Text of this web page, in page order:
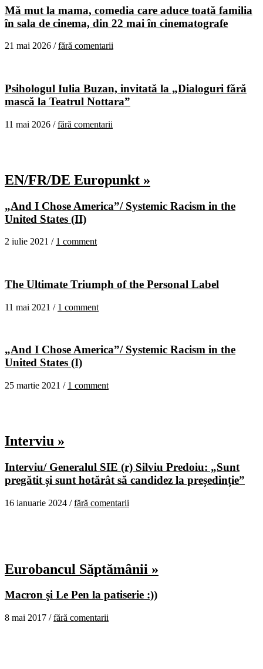
Mă mut la mama, comedia care aduce toată familia
în sala de cinema, din 22 mai în cinematografe
21 mai 2026 /fără comentarii
Psihologul Iulia Buzan, invitată la „Dialoguri fără
mască la Teatrul Nottara”
11 mai 2026 /fără comentarii
EN/FR/DE Europunkt »
„And I Chose America”/ Systemic Racism in the
United States (II)
2 iulie 2021 / 1 comment
The Ultimate Triumph of the Personal Label
11 mai 2021 / 1 comment
„And I Chose America”/ Systemic Racism in the
United States (I)
25 martie 2021 / 1 comment
Interviu »
Interviu/ Generalul SIE (r) Silviu Predoiu: „Sunt
pregătit și sunt hotărât să candidez la președinție”
16 ianuarie 2024 /fără comentarii
Eurobancul Săptămânii »
Macron şi Le Pen la patiserie :))
8 mai 2017 /fără comentarii